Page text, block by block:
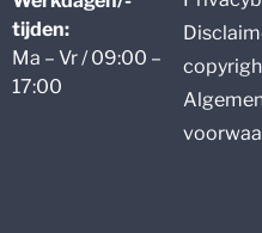
tijden:
Ma – Vr / 09:00 –
17:00